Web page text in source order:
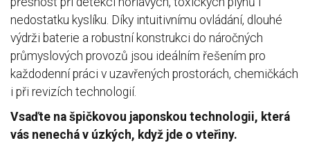
nedostatku kyslíku. Díky intuitivnímu ovládání, dlouhé
výdrži baterie a robustní konstrukci do náročných
průmyslových provozů jsou ideálním řešením pro
každodenní práci v uzavřených prostorách, chemičkách
i při revizích technologií.
Vsaďte na špičkovou japonskou technologii, která
vás nenechá v úzkých, když jde o vteřiny.